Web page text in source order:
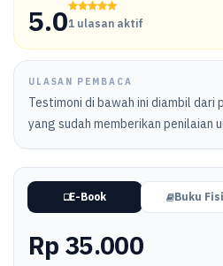
5.01 ulasan aktif
ULASAN PEMBACA
Testimoni di bawah ini diambil
yang sudah memberikan penilaian
E-Book Buku
Rp 35.000